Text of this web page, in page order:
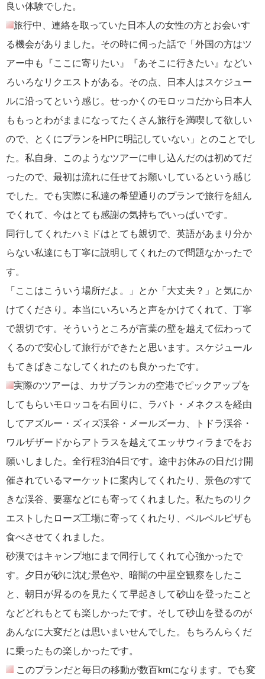
良い体験でした。
旅行中、連絡を取っていた日本人の女性の方とお会いす
る機会がありました。その時に伺った話で「外国の方はツ
アー中も『ここに寄りたい』『あそこに行きたい』などい
ろいろなリクエストがある。その点、日本人はスケジュー
ルに沿ってという感じ。せっかくのモロッコだから日本人
ももっとわがままになってたくさん旅行を満喫して欲しい
ので、とくにプランをHPに明記していない」とのことでし
た。私自身、このようなツアーに申し込んだのは初めてだ
ったので、最初は流れに任せてお願いしているという感じ
でした。でも実際に私達の希望通りのプランで旅行を組ん
でくれて、今はとても感謝の気持ちでいっぱいです。
同行してくれたハミドはとても親切で、英語があまり分か
らない私達にも丁寧に説明してくれたので問題なかったで
す。
「ここはこういう場所だよ。」とか「大丈夫？」と気にか
けてくださり。本当にいろいろと声をかけてくれて、丁寧
で親切です。そういうところが言葉の壁を越えて伝わって
くるので安心して旅行ができたと思います。スケジュール
もてきぱきこなしてくれたのも良かったです。
実際のツアーは、カサブランカの空港でピックアップを
してもらいモロッコを右回りに、ラバト・メネクスを経由
してアズルー・ズィズ渓谷・メールズーカ、トドラ渓谷・
ワルザザードからアトラスを越えてエッサウィラまでをお
願いしました。全行程3泊4日です。途中お休みの日だけ開
催されているマーケットに案内してくれたり、景色のすて
きな渓谷、要塞などにも寄ってくれました。私たちのリク
エストしたローズ工場に寄ってくれたり、ベルベルピザも
食べさせてくれました。
砂漠ではキャンプ地にまで同行してくれて心強かったで
す。夕日が砂に沈む景色や、暗闇の中星空観察をしたこ
と、朝日が昇るのを見たくて早起きして砂山を登ったこと
などどれもとても楽しかったです。そして砂山を登るのが
あんなに大変だとは思いまいせんでした。もちろんらくだ
に乗ったもの楽しかったです。
このプランだと毎日の移動が数百kmになります。でも変